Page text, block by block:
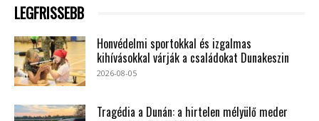
LEGFRISSEBB
Honvédelmi sportokkal és izgalmas
kihívásokkal várják a családokat Dunakeszin
2026-08-05
Tragédia a Dunán: a hirtelen mélyülő meder